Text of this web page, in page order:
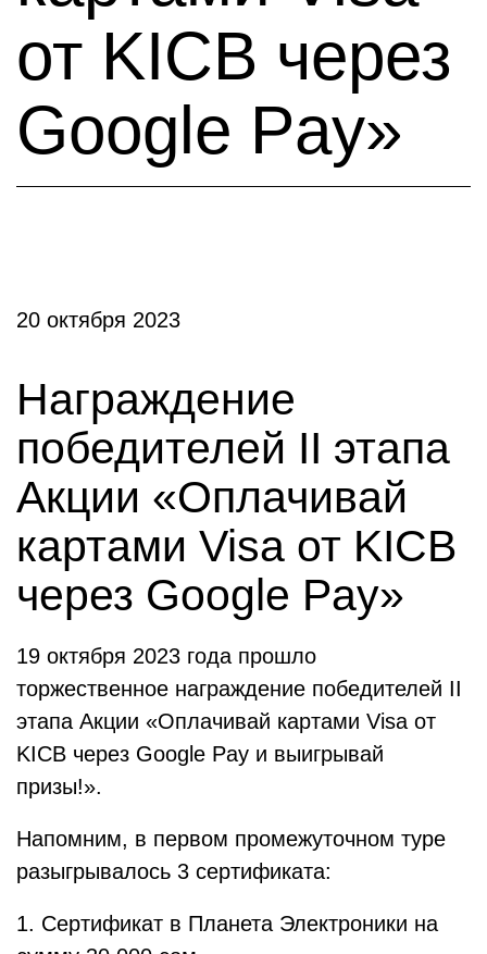
от KICB через
Google Pay»
20 октября 2023
Награждение
победителей II этапа
Акции «Оплачивай
картами Visa от KICB
через Google Pay»
19 октября 2023 года прошло
торжественное награждение победителей II
этапа Акции «Оплачивай картами Visa от
KICB через Google Pay и выигрывай
призы!».
Напомним, в первом промежуточном туре
разыгрывалось 3 сертификата:
1. Сертификат в Планета Электроники на